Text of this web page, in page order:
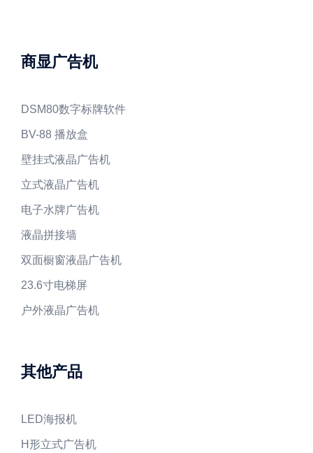
商显广告机
DSM80数字标牌软件
BV-88 播放盒
壁挂式液晶广告机
立式液晶广告机
电子水牌广告机
液晶拼接墙
双面橱窗液晶广告机
23.6寸电梯屏
户外液晶广告机
其他产品
LED海报机
H形立式广告机